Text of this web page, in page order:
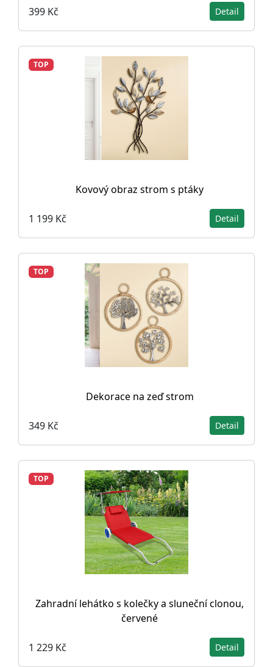
399 Kč Detail
TOP
Kovový obraz strom s ptáky
1 199 Kč Detail
TOP
Dekorace na zeď strom
349 Kč Detail
TOP
Zahradní lehátko s kolečky a sluneční clonou,
červené
1 229 Kč Detail